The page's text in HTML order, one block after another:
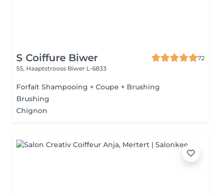
S Coiffure Biwer
72
55, Haaptstrooss Biwer L-6833
Forfait Shampooing + Coupe + Brushing
Brushing
Chignon